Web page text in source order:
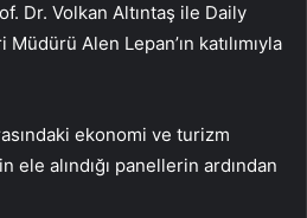
Dr. Volkan Altıntaş ile Daily
Alen Lepan’ın katılımıyla
ekonomi ve turizm
ele alındığı panellerin ardından